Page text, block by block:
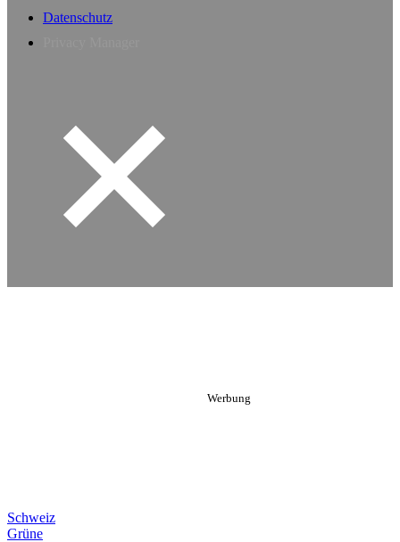
Datenschutz
Schweiz
Grüne